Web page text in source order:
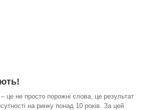
це не просто порожні слова, це результат
на ринку понад 10 років. За цей